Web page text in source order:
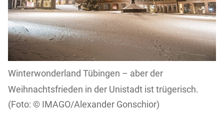
Winterwonderland Tübingen – aber der
Weihnachtsfrieden in der Unistadt ist trügerisch.
IMAGO/Alexander Gonschior)